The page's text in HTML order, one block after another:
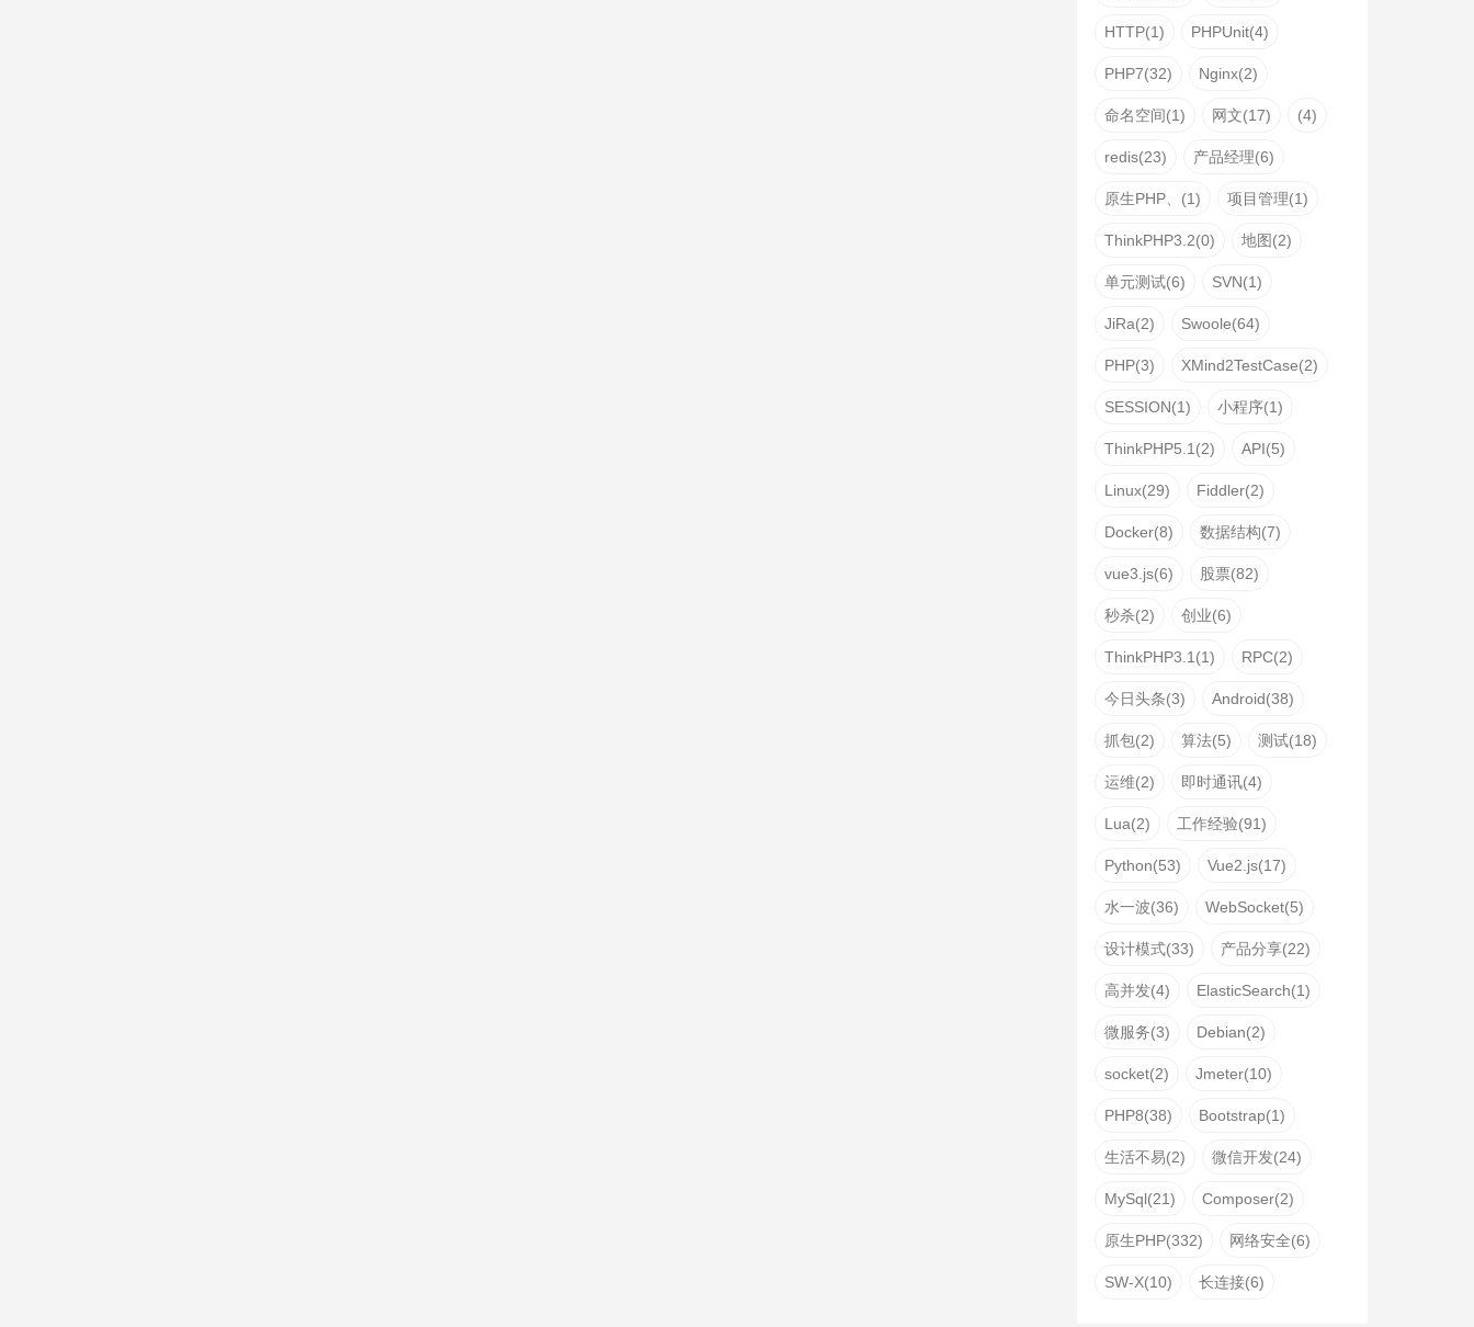
HTTP(1) PHPUnit(4)
PHP7(32) Nginx(2)
命名空间(1) 网文(17) (4)
redis(23) 产品经理(6)
原生PHP、(1) 项目管理(1)
ThinkPHP3.2(0) 地图(2)
单元测试(6) SVN(1)
JiRa(2) Swoole(64)
PHP(3) XMind2TestCase(2)
SESSION(1) 小程序(1)
ThinkPHP5.1(2) API(5)
Linux(29) Fiddler(2)
Docker(8) 数据结构(7)
vue3.js(6) 股票(82)
秒杀(2) 创业(6)
ThinkPHP3.1(1) RPC(2)
今日头条(3) Android(38)
抓包(2) 算法(5) 测试(18)
运维(2) 即时通讯(4)
Lua(2) 工作经验(91)
Python(53) Vue2.js(17)
水一波(36) WebSocket(5)
设计模式(33) 产品分享(22)
高并发(4) ElasticSearch(1)
微服务(3) Debian(2)
socket(2) Jmeter(10)
PHP8(38) Bootstrap(1)
生活不易(2) 微信开发(24)
MySql(21) Composer(2)
原生PHP(332) 网络安全(6)
SW-X(10) 长连接(6)